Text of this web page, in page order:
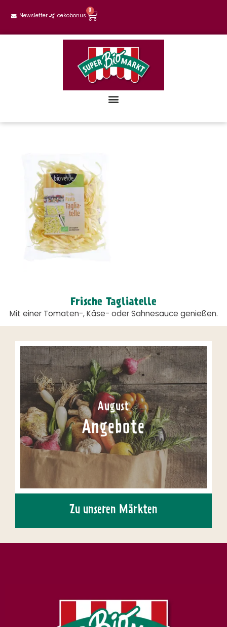
Newsletter oekobonus
0
Frische Tagliatelle
Mit einer Tomaten-, Käse- oder Sahnesauce genießen.
August
Angebote
Zu unseren Märkten